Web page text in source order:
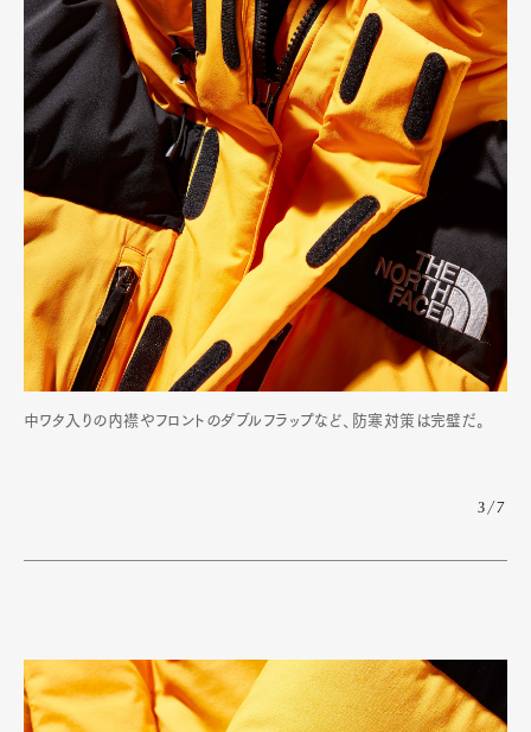
中ワタ入りの内襟やフロントのダブルフラップなど、防寒対策は完璧だ。
3/7